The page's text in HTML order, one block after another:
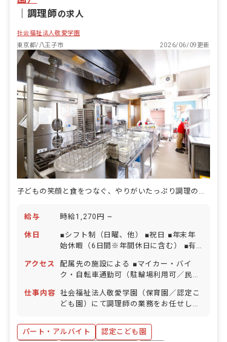
育園：東京都八王子市散田町5-8-20 敬愛
田町4-7-11 敬愛高倉保育園：東京都八王
子市高倉町46-1 敬愛フレンド保育園：
東京都八王子市上柚木3-7 敬愛きたの保
育園：東京都八王子市北野町545-3 多摩
境敬愛保育園：東京都町田市小山町
4464 敬愛桃の実保育園：東京都町田市
小山ヶ丘3-28
調理師の求人
社会福祉法人敬愛学園
東京都/八王子市
2026/06/09更新
子どもの笑顔と食をつなぐ、やりがいたっぷり調理のお仕事です♪
給与 時給1,270円 ~
休日
■シフト制（日曜、他） ■祝日 ■年末年
始休暇（6日間※年間休日に含む） ■有
得可／5日以上の連休相談OK） ■産前産
後・育児休暇（取得率100％・復帰率
100％） ■バースデイ休暇 ・お休みの取
りやすさについて ライフステージに合わ
がしやすい環境で、子育てや家庭との両
立も実現できます。
アクセス
配属先の施設による ■マイカー・バイ
ク・自転車通勤可（駐輪場利用可／民間
ため、採用後に各施設より案内いたしま
す）
仕事内容
社会福祉法人敬愛学園（保育園／認定こ
ども園）にて調理師の業務をお任せしま
（おやつ作りや給食づくり） ・調理補助
・調理室の掃除や片付け ■勤務施設 以下
パート・アルバイト
認定こども園